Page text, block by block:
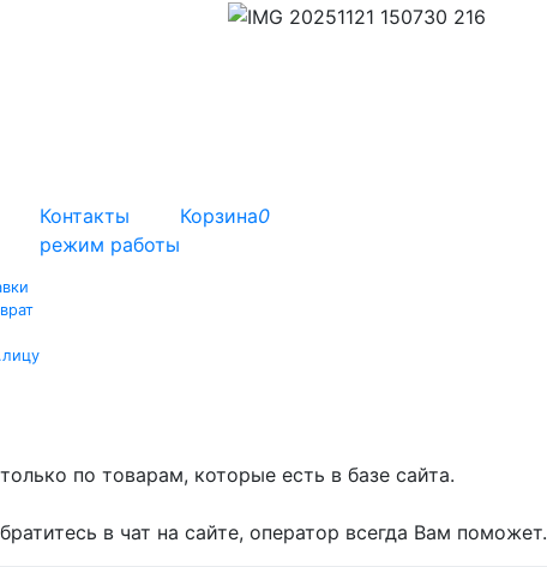
Контакты
режим работы
Корзина0
по товарам, которые есть в базе сайта.
в чат на сайте, оператор всегда Вам поможет.